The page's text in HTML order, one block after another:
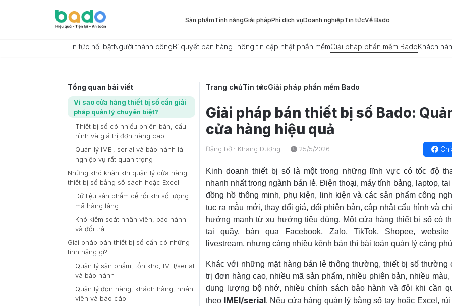
Sản phẩmTính năngGiải phápPhí dịch vụDoanh nghiệpTin tứcVề Bado
Tin tức nổi bậtNgười thành côngBí quyết bán hàngThông tin cập nhật phần mềmGiải pháp phần mềm BadoKhách
Tổng quan bài viết
Vì sao cửa hàng thiết bị số cần giải
pháp quản lý chuyên biệt?
Thiết bị số có nhiều phiên bản, cấu
hình và giá trị đơn hàng cao
Quản lý IMEI, serial và bảo hành là
nghiệp vụ rất quan trọng
Những khó khăn khi quản lý cửa hàng
thiết bị số bằng sổ sách hoặc Excel
Dữ liệu sản phẩm dễ rối khi số lượng
mã hàng tăng
Khó kiểm soát nhân viên, bảo hành
và đổi trả
Giải pháp bán thiết bị số cần có những
tính năng gì?
Quản lý sản phẩm, tồn kho, IMEI/serial
và bảo hành
Quản lý đơn hàng, khách hàng, nhân
viên và báo cáo
Trang chủTin tứcGiải pháp phần mềm Bado
Giải pháp bán thiết bị số Bado:
cửa hàng hiệu quả
Đăng bởi: Khang Dương 25/5/2026
Kinh doanh thiết bị số là một trong những lĩnh vực có tốc độ
nhanh nhất trong ngành bán lẻ. Điện thoại, máy tính bảng, laptop, tai
đồng hồ thông minh, phụ kiện, linh kiện và các sản phẩm công
tục ra mẫu mới, thay đổi giá, đổi phiên bản, cập nhật cấu hình và
hưởng mạnh từ xu hướng tiêu dùng. Một cửa hàng thiết bị số có
tại quầy, bán qua Facebook, Zalo, TikTok, Shopee, website
livestream, nhưng càng nhiều kênh bán thì bài toán quản lý càng
Khác với những mặt hàng bán lẻ thông thường, thiết bị số thường
trị đơn hàng cao, nhiều mã sản phẩm, nhiều phiên bản, nhiều màu,
dung lượng bộ nhớ, nhiều chính sách bảo hành và đôi khi cần
theo IMEI/serial. Nếu cửa hàng quản lý bằng sổ tay hoặc Excel, rủi